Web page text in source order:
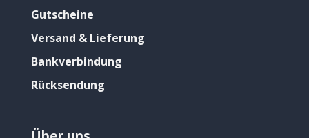
Gutscheine
Versand & Lieferung
Bankverbindung
Rücksendung